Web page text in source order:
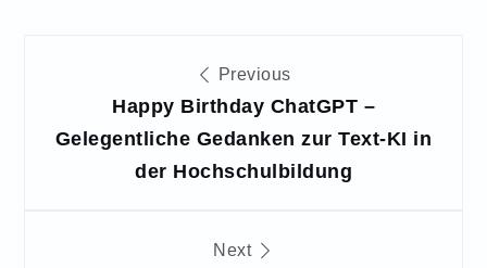
Beitragsnavigation
Previous
Happy Birthday ChatGPT –
Gelegentliche Gedanken zur Text-KI in
der Hochschulbildung
Next